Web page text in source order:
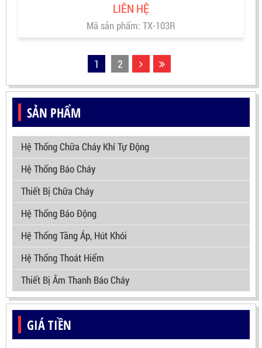
SẢN PHẨM
Hệ Thống Chữa Cháy Khí Tự Động
Hệ Thống Báo Cháy
Thiết Bị Chữa Cháy
Hệ Thống Báo Động
Hệ Thống Tăng Áp, Hút Khói
Hệ Thống Thoát Hiểm
Thiết Bị Âm Thanh Báo Cháy
GIÁ TIỀN
LIÊN HỆ
Mã sản phẩm: TX-103R
1 2